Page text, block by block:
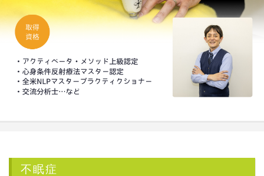
不眠症